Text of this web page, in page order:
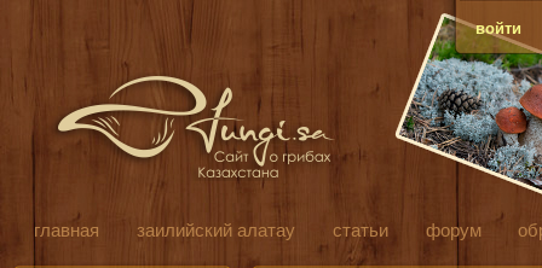
войти
главная заилийский алатау статьи форум